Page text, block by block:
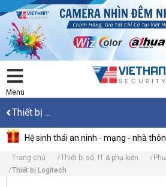
Menu
Thiết bị ...
Hệ sinh thái an ninh - mạng - nhà
Trang chủ Thiết bị số, IT & phụ kiện
Thiết bị Logitech